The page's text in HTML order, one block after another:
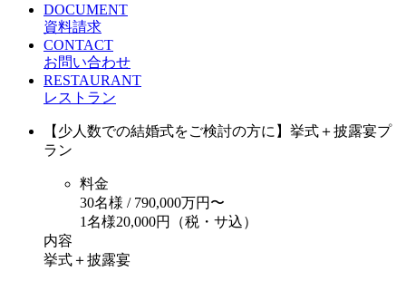
DOCUMENT
資料請求
CONTACT
お問い合わせ
RESTAURANT
レストラン
【少人数での結婚式をご検討の方に】挙式＋披露宴プ
ラン
料金
30名様 / 790,000万円〜
1名様20,000円（税・サ込）
内容
挙式＋披露宴